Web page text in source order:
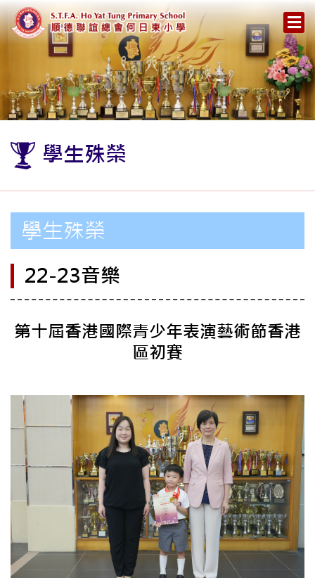
學生殊榮
學生殊榮
22-23音樂
第十屆香港國際青少年表演藝術節香港
區初賽